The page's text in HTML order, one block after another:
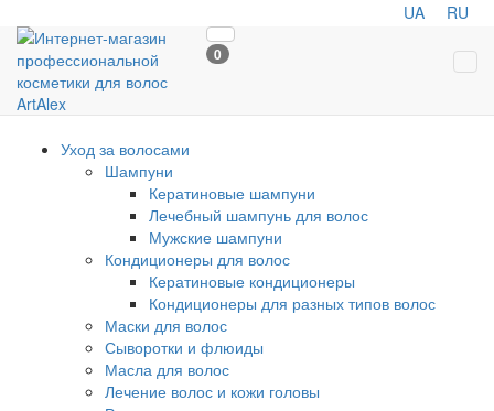
UA RU
0
Уход за волосами
Шампуни
Кератиновые шампуни
Лечебный шампунь для волос
Мужские шампуни
Кондиционеры для волос
Кератиновые кондиционеры
Кондиционеры для разных типов волос
Маски для волос
Сыворотки и флюиды
Масла для волос
Лечение волос и кожи головы